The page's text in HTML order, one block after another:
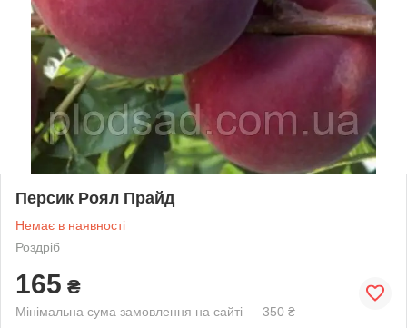
Персик Роял Прайд
Немає в наявності
Роздріб
165 ₴
Мінімальна сума замовлення на сайті — 350 ₴